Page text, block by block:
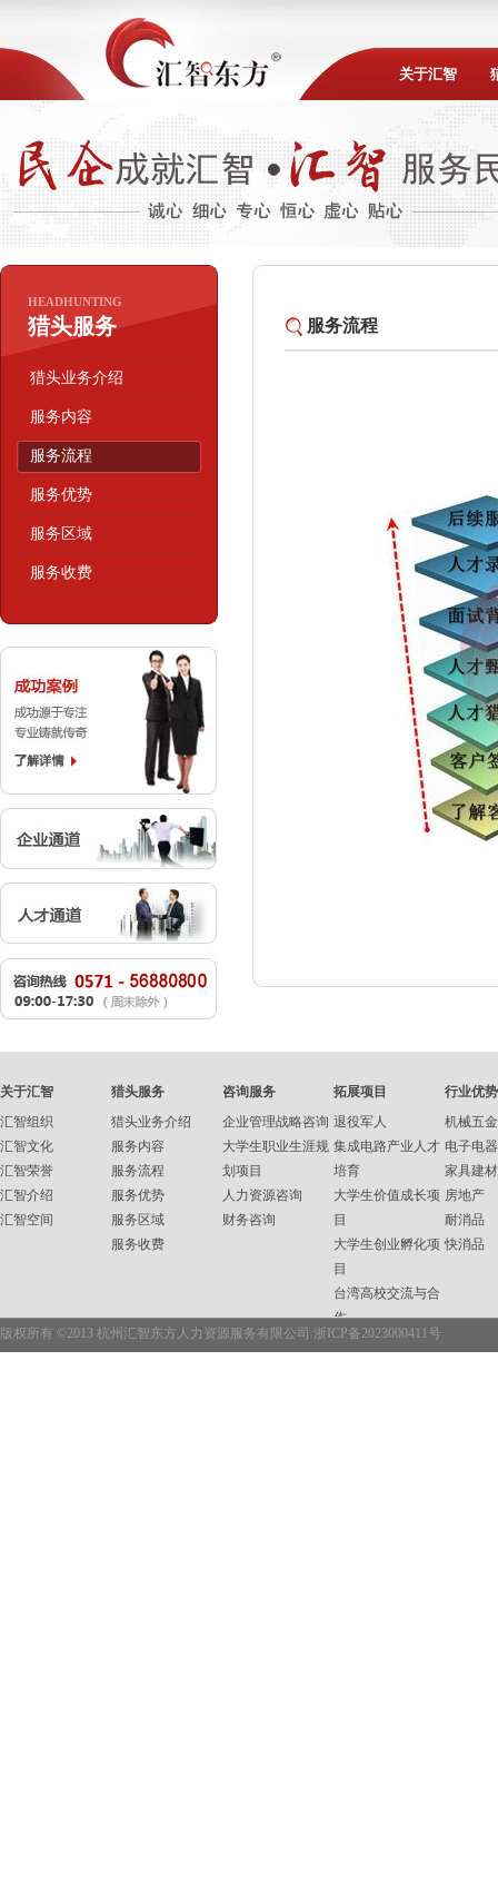
关于汇智
HEADHUNTING
猎头服务
猎头业务介绍
服务内容
服务流程
服务优势
服务区域
服务收费
服务流程
关于汇智
汇智组织
汇智文化
汇智荣誉
汇智介绍
汇智空间
猎头服务
猎头业务介绍
服务内容
服务流程
服务优势
服务区域
服务收费
咨询服务
企业管理战略咨询
大学生职业生涯规
划项目
人力资源咨询
财务咨询
拓展项目
退役军人
集成电路产业人才
培育
大学生价值成长项
目
大学生创业孵化项
目
台湾高校交流与合
作
企业内训
行业优势
机械五金
电子电器
家具建材
房地产
耐消品
快消品
版权所有 ©2013 杭州汇智东方人力资源服务有限公司 浙ICP备2023000411号